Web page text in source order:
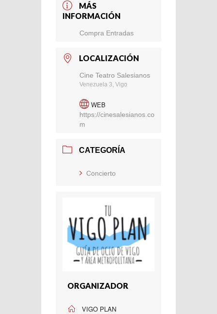
MÁS
INFORMACIÓN
Compra Entradas
LOCALIZACIÓN
Cine Teatro Salesianos
Venezuela 3, Vigo
WEB
https://cinesalesianos.co
m
CATEGORÍA
Concierto
ORGANIZADOR
VIGO PLAN